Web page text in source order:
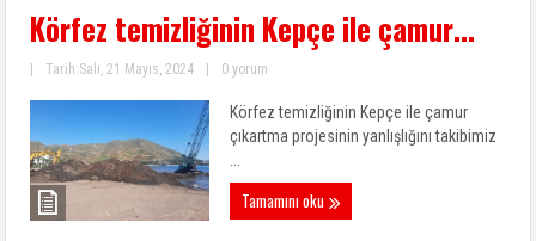
Körfez temizliğinin Kepçe ile çamur…
| Tarih:Salı, 21 Mayıs, 2024 | 0 yorum
Körfez temizliğinin Kepçe ile çamur
çıkartma projesinin yanlışlığını takibimiz
Tamamını oku